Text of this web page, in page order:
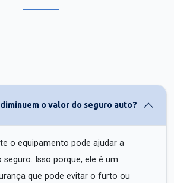
o valor do seguro auto?
o equipamento pode ajudar a
Isso porque, ele é um
que pode evitar o furto ou